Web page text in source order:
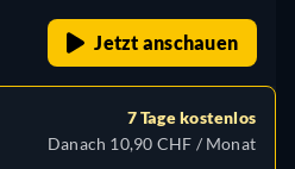
Jetzt anschauen
7 Tage kostenlos
Danach 10,90 CHF / Monat